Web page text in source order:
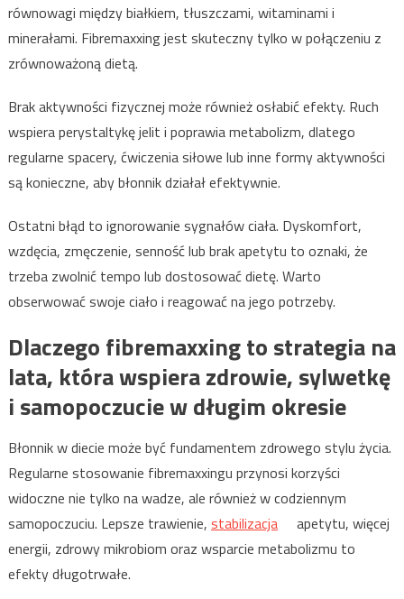
równowagi między białkiem, tłuszczami, witaminami i
minerałami. Fibremaxxing jest skuteczny tylko w połączeniu z
zrównoważoną dietą.
Brak aktywności fizycznej może również osłabić efekty. Ruch
wspiera perystaltykę jelit i poprawia metabolizm, dlatego
regularne spacery, ćwiczenia siłowe lub inne formy aktywności
są konieczne, aby błonnik działał efektywnie.
Ostatni błąd to ignorowanie sygnałów ciała. Dyskomfort,
wzdęcia, zmęczenie, senność lub brak apetytu to oznaki, że
trzeba zwolnić tempo lub dostosować dietę. Warto
obserwować swoje ciało i reagować na jego potrzeby.
Dlaczego fibremaxxing to strategia na
lata, która wspiera zdrowie, sylwetkę
i samopoczucie w długim okresie
Błonnik w diecie może być fundamentem zdrowego stylu życia.
Regularne stosowanie fibremaxxingu przynosi korzyści
widoczne nie tylko na wadze, ale również w codziennym
samopoczuciu. Lepsze trawienie, stabilizacja
apetytu, więcej
energii, zdrowy mikrobiom oraz wsparcie metabolizmu to
efekty długotrwałe.